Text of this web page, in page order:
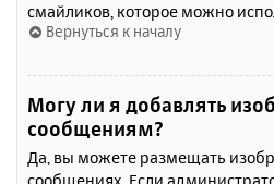
смайликов, которое можно
Вернуться к началу
Могу ли я добавлять
сообщениям?
Да, вы можете размещать
сообщениях. Если